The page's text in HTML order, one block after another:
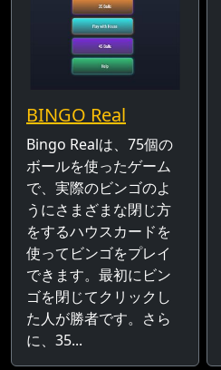
BINGO Real
Bingo Realは、75個の
ボールを使ったゲーム
で、実際のビンゴのよ
うにさまざまな閉じ方
をするハウスカードを
使ってビンゴをプレイ
できます。最初にビン
ゴを閉じてクリックし
た人が勝者です。さら
に、35...